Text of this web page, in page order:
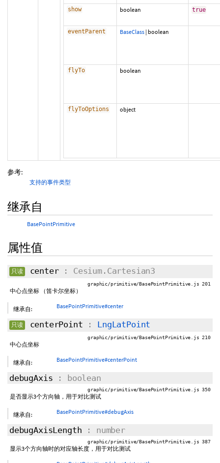
show boolean true
eventParent BaseClass | boolean
flyTo boolean
flyToOptions object
参考:
支持的事件类型
继承自
BasePointPrimitive
属性值
只读 center: Cesium.Cartesian3
graphic/primitive/BasePointPrimitive.js 201
中心点坐标 （笛卡尔坐标）
继承自: BasePointPrimitive#center
只读 centerPoint : LngLatPoint
graphic/primitive/BasePointPrimitive.js 210
中心点坐标
继承自: BasePointPrimitive#centerPoint
debugAxis : boolean
graphic/primitive/BasePointPrimitive.js 350
是否显示3个方向轴，用于对比测试
继承自: BasePointPrimitive#debugAxis
debugAxisLength : number
graphic/primitive/BasePointPrimitive.js 387
显示3个方向轴时的对应轴长度，用于对比测试